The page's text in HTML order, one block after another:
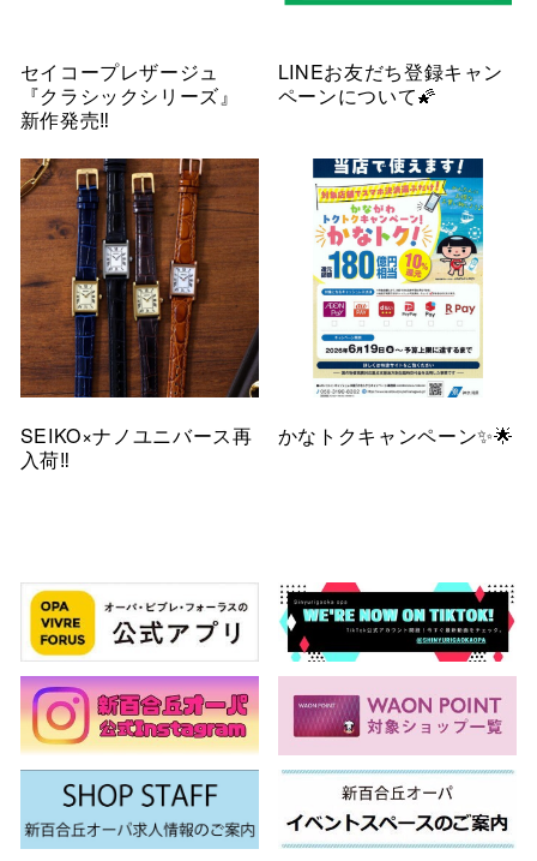
セイコープレザージュ
『クラシックシリーズ』
新作発売‼️
LINEお友だち登録キャン
ペーンについて🌠
SEIKO×ナノユニバース再
入荷‼️
かなトクキャンペーン✨🌟